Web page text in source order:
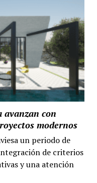
avanzan con
modernos
un periodo de
de criterios
y una atención